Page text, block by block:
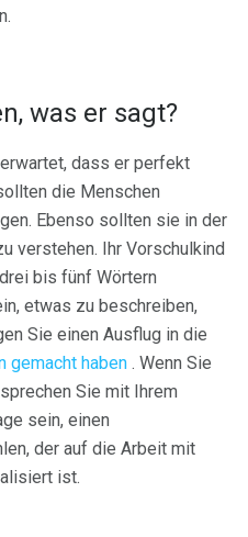
was er sagt?
dass er perfekt
die Menschen
Ebenso sollten sie in der
verstehen. Ihr Vorschulkind
bis fünf Wörtern
etwas zu beschreiben,
Sie einen Ausflug in die
gemacht haben . Wenn Sie
Sie mit Ihrem
sein, einen
der auf die Arbeit mit
ist.